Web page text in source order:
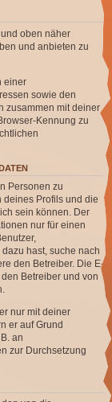
oben näher
und anbieten zu
einer
sowie den
zusammen mit deiner
Kennung zu
Personen zu
deines Profils und die
sein können. Der
nur für einen
hast, suche nach
den Betreiber. Die E-
Betreiber und von
nur mit deiner
er auf Grund
an
zur Durchsetzung